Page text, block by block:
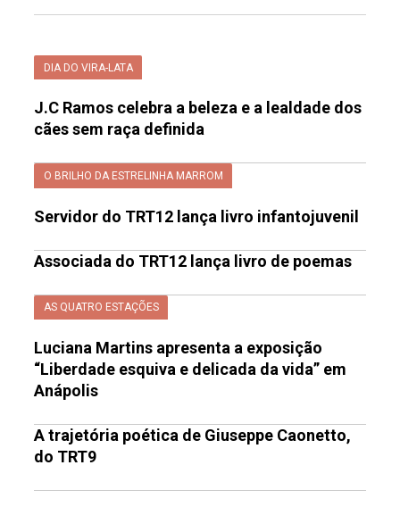
DIA DO VIRA-LATA
J.C Ramos celebra a beleza e a lealdade dos
cães sem raça definida
O BRILHO DA ESTRELINHA MARROM
Servidor do TRT12 lança livro infantojuvenil
Associada do TRT12 lança livro de poemas
AS QUATRO ESTAÇÕES
Luciana Martins apresenta a exposição
“Liberdade esquiva e delicada da vida” em
Anápolis
A trajetória poética de Giuseppe Caonetto,
do TRT9